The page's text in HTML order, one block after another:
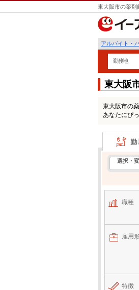
東大阪市の薬剤
アルバイト・
勤務地
東大阪
東大阪市の
あなたにぴ
勤務地で検索
選択・
職種
雇用
特徴